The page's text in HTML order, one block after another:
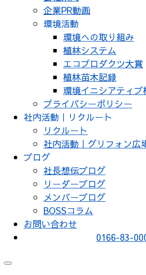
企業PR動画
環境活動
環境への取り組み
植林システム
エコプロダクツ大賞
植林苗木記録
環境イニシアティブ
プライバシーポリシー
社内活動｜リクルート
リクルート
社内活動｜グリフォン広
ブログ
社長想伝ブログ
リーダーブログ
メンバーブログ
BOSSコラム
お問い合わせ
0166-83-
メ